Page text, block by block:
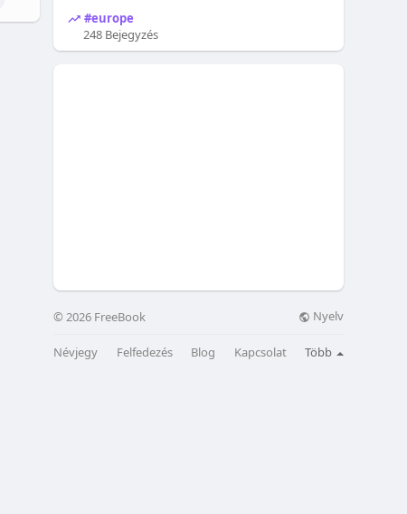
#europe
248 Bejegyzés
© 2026 FreeBook Nyelv
Névjegy Felfedezés Blog Kapcsolat Több